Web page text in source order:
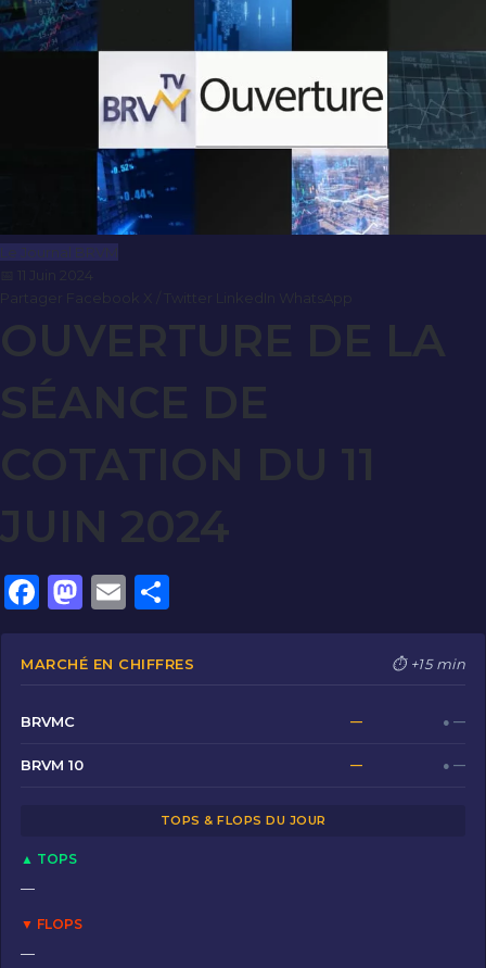
Le Journal BRVM
OUVERTURE DE LA
SÉANCE DE
COTATION DU 11
JUIN 2024
F
a
c
b
o
o
M
a
st
o
n
E
m
ai
ar
ta
MARCHÉ EN CHIFFRES ⏱ +15 min
BRVMC — ● —
BRVM 10 — ● —
TOPS & FLOPS DU JOUR
▲ TOPS
—
▼ FLOPS
—